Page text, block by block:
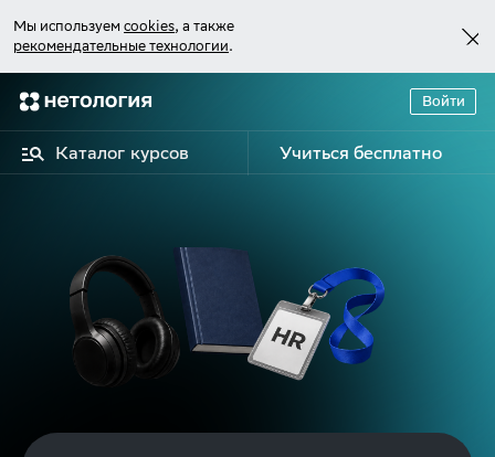
Мы используем cookies, а также
рекомендательные технологии.
Войти
Каталог курсов Учиться бесплатно